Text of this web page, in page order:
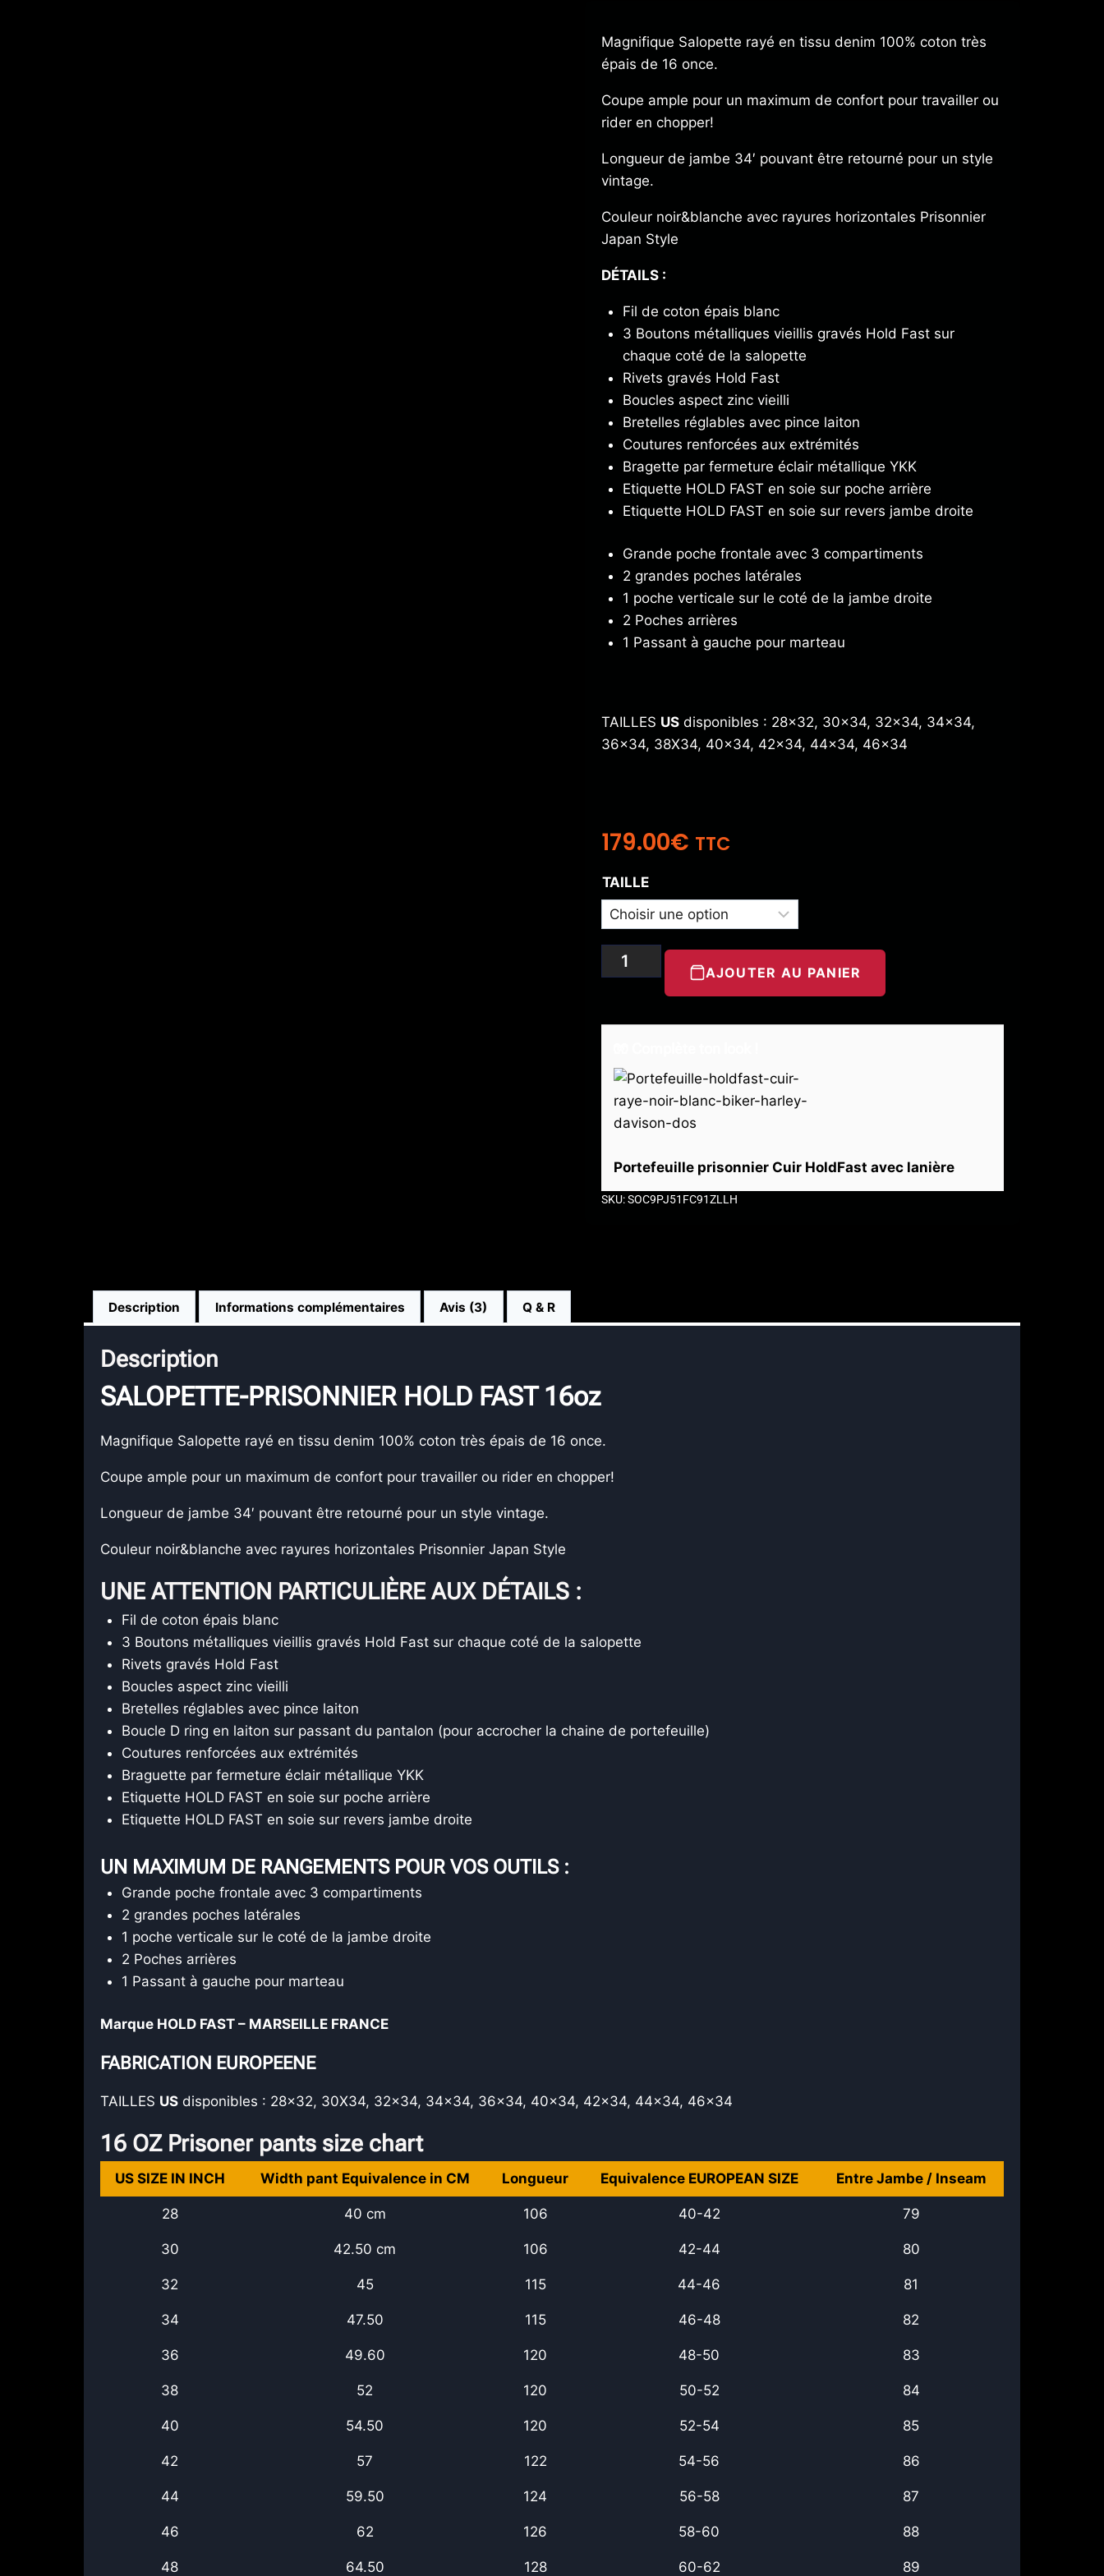
Magnifique Salopette rayé en tissu denim 100% coton très
épais de 16 once.
Coupe ample pour un maximum de confort pour travailler ou
rider en chopper!
Longueur de jambe 34′ pouvant être retourné pour un style
vintage.
Couleur noir&blanche avec rayures horizontales Prisonnier
Japan Style
DÉTAILS :
Fil de coton épais blanc
3 Boutons métalliques vieillis gravés Hold Fast sur
chaque coté de la salopette
Rivets gravés Hold Fast
Boucles aspect zinc vieilli
Bretelles réglables avec pince laiton
Coutures renforcées aux extrémités
Bragette par fermeture éclair métallique YKK
Etiquette HOLD FAST en soie sur poche arrière
Etiquette HOLD FAST en soie sur revers jambe droite
Grande poche frontale avec 3 compartiments
2 grandes poches latérales
1 poche verticale sur le coté de la jambe droite
2 Poches arrières
1 Passant à gauche pour marteau
TAILLES US disponibles : 28×32, 30×34, 32×34, 34×34,
36×34, 38X34, 40×34, 42×34, 44×34, 46×34
179.00€ TTC
TAILLE
AJOUTER AU PANIER
Portefeuille prisonnier Cuir HoldFast avec lanière
SKU: SOC9PJ51FC91ZLLH
Description Informations complémentaires Avis (3) Q & R
Description
SALOPETTE-PRISONNIER HOLD FAST 16oz
Magnifique Salopette rayé en tissu denim 100% coton très épais de 16 once.
Coupe ample pour un maximum de confort pour travailler ou rider en chopper!
Longueur de jambe 34′ pouvant être retourné pour un style vintage.
Couleur noir&blanche avec rayures horizontales Prisonnier Japan Style
UNE ATTENTION PARTICULIÈRE AUX DÉTAILS :
Fil de coton épais blanc
3 Boutons métalliques vieillis gravés Hold Fast sur chaque coté de la salopette
Rivets gravés Hold Fast
Boucles aspect zinc vieilli
Bretelles réglables avec pince laiton
Boucle D ring en laiton sur passant du pantalon (pour accrocher la chaine de portefeuille)
Coutures renforcées aux extrémités
Braguette par fermeture éclair métallique YKK
Etiquette HOLD FAST en soie sur poche arrière
Etiquette HOLD FAST en soie sur revers jambe droite
UN MAXIMUM DE RANGEMENTS POUR VOS OUTILS :
Grande poche frontale avec 3 compartiments
2 grandes poches latérales
1 poche verticale sur le coté de la jambe droite
2 Poches arrières
1 Passant à gauche pour marteau
Marque HOLD FAST – MARSEILLE FRANCE
FABRICATION EUROPEENE
TAILLES US disponibles : 28×32, 30X34, 32×34, 34×34, 36×34, 40×34, 42×34, 44×34, 46×34
16 OZ Prisoner pants size chart
US SIZE IN INCH Width pant Equivalence in CM Longueur Equivalence EUROPEAN SIZE Entre Jambe / Inseam
28 40 cm 106 40-42 79
30 42.50 cm 106 42-44 80
32 45 115 44-46 81
34 47.50 115 46-48 82
36 49.60 120 48-50 83
38 52 120 50-52 84
40 54.50 120 52-54 85
42 57 122 54-56 86
44 59.50 124 56-58 87
46 62 126 58-60 88
48 64.50 128 60-62 89